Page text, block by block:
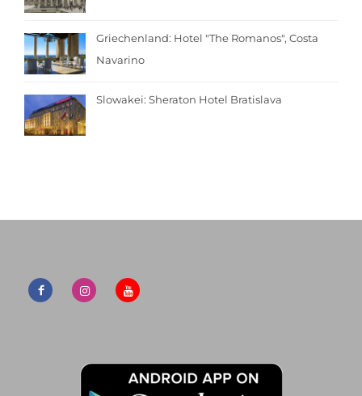
Griechenland: Hotel "The Romanos", Costa
Navarino
Slowakei: Sheraton Hotel Bratislava